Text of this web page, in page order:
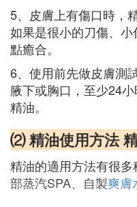
5、皮膚上有傷口時，
如果是很小的刀傷、
點癒合。
6、使用前先做皮膚測
腋下或胸口，至少24
精油。
⑵ 精油使用方法
精油的適用方法有很
部蒸汽SPA、自製爽膚